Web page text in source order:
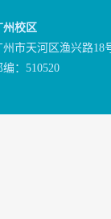
州校区
州市天河区渔兴路18
编：510520